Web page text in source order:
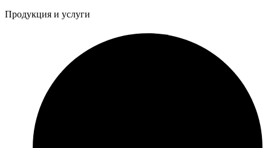
Продукция и услуги